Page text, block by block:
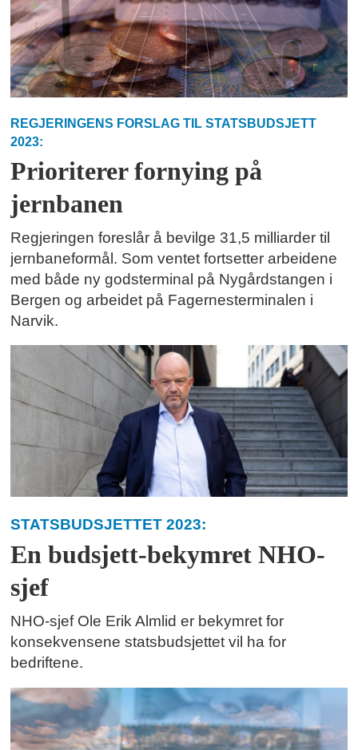
REGJERINGENS FORSLAG TIL STATSBUDSJETT
2023:
Prioriterer fornying på
jernbanen
Regjeringen foreslår å bevilge 31,5 milliarder til
jernbaneformål. Som ventet fortsetter arbeidene
med både ny godsterminal på Nygårdstangen i
Bergen og arbeidet på Fagernesterminalen i
Narvik.
STATSBUDSJETTET 2023:
En budsjett-bekymret NHO-
sjef
NHO-sjef Ole Erik Almlid er bekymret for
konsekvensene statsbudsjettet vil ha for
bedriftene.